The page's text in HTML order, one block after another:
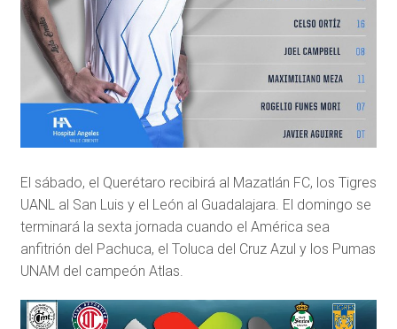
El sábado, el Querétaro recibirá al Mazatlán FC, los Tigres
UANL al San Luis y el León al Guadalajara. El domingo se
terminará la sexta jornada cuando el América sea
anfitrión del Pachuca, el Toluca del Cruz Azul y los Pumas
UNAM del campeón Atlas.